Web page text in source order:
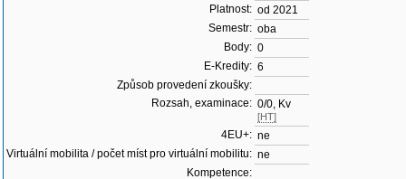
Platnost: od 2021
Semestr: oba
Body: 0
E-Kredity: 6
Způsob provedení zkoušky:
Rozsah, examinace: 0/0, Kv
[HT]
4EU+: ne
Virtuální mobilita / počet míst pro virtuální mobilitu: ne
Kompetence: